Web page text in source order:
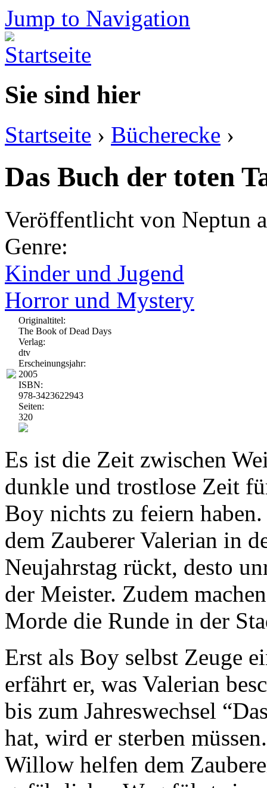
Jump to Navigation
Sie sind hier
Startseite › Bücherecke ›
Das Buch der toten
Veröffentlicht von Neptun
Genre:
Kinder und Jugend
Horror und Mystery
Originaltitel:
The Book of Dead Days
Verlag:
dtv
Erscheinungsjahr:
2005
ISBN:
978-3423622943
Seiten:
320
Es ist die Zeit zwischen
dunkle und trostlose Zeit
Boy nichts zu feiern
dem Zauberer Valerian in
Neujahrstag rückt, desto
der Meister. Zudem
Morde die Runde in der
Erst als Boy selbst Zeuge
erfährt er, was Valerian
bis zum Jahreswechsel
hat, wird er sterben
Willow helfen dem